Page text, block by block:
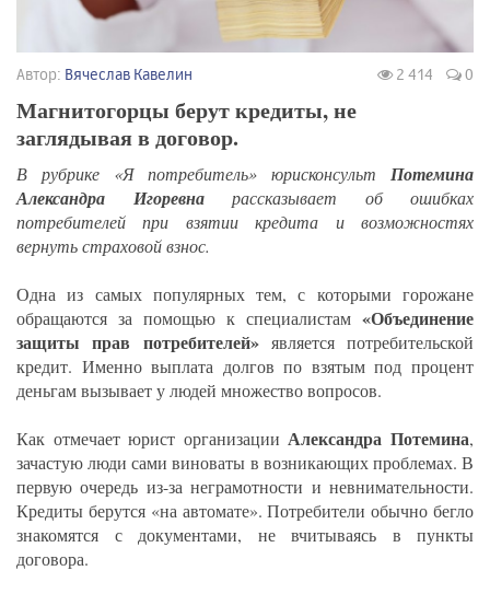
Автор: Вячеслав Кавелин 2 414 0
Магнитогорцы берут кредиты, не
заглядывая в договор.
В рубрике «Я потребитель» юрисконсульт Потемина
Александра Игоревнарассказывает об ошибках
потребителей при взятии кредита и возможностях
вернуть страховой взнос.
Одна из самых популярных тем, с которыми горожане
обращаются за помощью к специалистам «Объединение
защиты прав потребителей»является потребительской
кредит. Именно выплата долгов по взятым под процент
деньгам вызывает у людей множество вопросов.
Как отмечает юрист организацииАлександра Потемина,
зачастую люди сами виноваты в возникающих проблемах. В
первую очередь из-за неграмотности и невнимательности.
Кредиты берутся «на автомате». Потребители обычно бегло
знакомятся с документами, не вчитываясь в пункты
договора.